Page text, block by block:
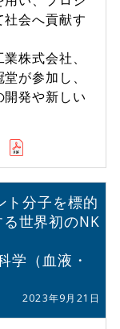
社会へ貢献す
株式会社、
が参加し、
発や新しい
ト分子を標的
世界初のNK
学（血液・
2023年9月21日